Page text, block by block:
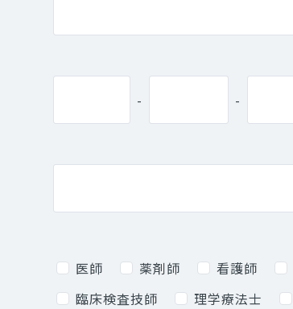
- -
医師 薬剤師 看護師
臨床検査技師
理学療法士